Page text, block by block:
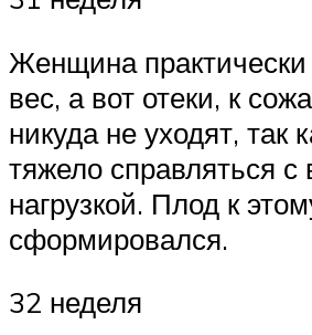
Женщина практически
вес, а вот отеки, к
никуда не уходят, так
тяжело справляться с
нагрузкой. Плод к
сформировался.
32 неделя